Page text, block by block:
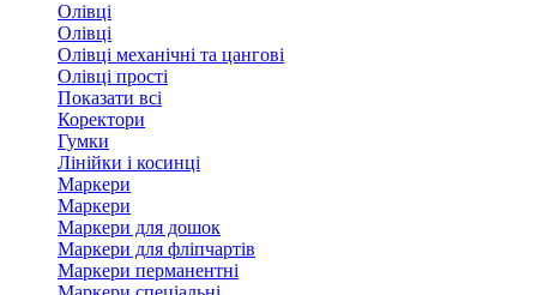
Олівці
Олівці
Олівці механічні та цангові
Олівці прості
Показати всі
Коректори
Гумки
Лінійки і косинці
Маркери
Маркери
Маркери для дошок
Маркери для фліпчартів
Маркери перманентні